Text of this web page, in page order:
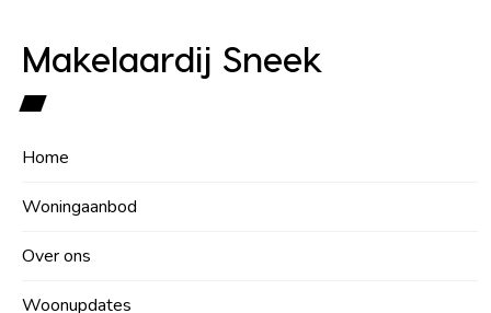
Makelaardij Sneek
Home
Woningaanbod
Over ons
Woonupdates